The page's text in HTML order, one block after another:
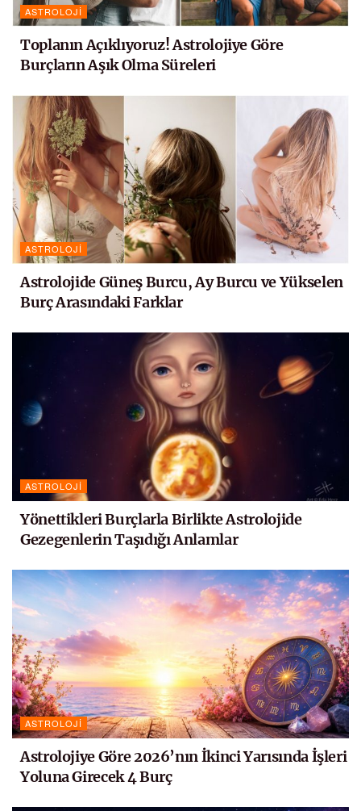
ASTROLOJI
Toplanın Açıklıyoruz! Astrolojiye Göre
Burçların Aşık Olma Süreleri
ASTROLOJI
Astrolojide Güneş Burcu, Ay Burcu ve Yükselen
Burç Arasındaki Farklar
ASTROLOJI
Yönettikleri Burçlarla Birlikte Astrolojide
Gezegenlerin Taşıdığı Anlamlar
ASTROLOJI
Astrolojiye Göre 2026’nın İkinci Yarısında İşleri
Yoluna Girecek 4 Burç